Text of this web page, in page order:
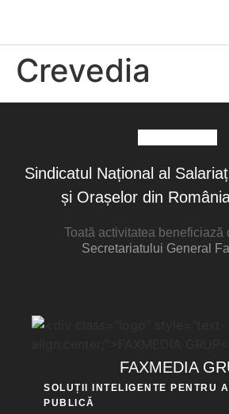
Crevedia
Sindicatul Național al
și Orașelor din
Toată activitatea beneficiază
Secretariatului General
FAXMEDIA
SOLUȚII INTELIGENTE PENTRU
PUBLICĂ